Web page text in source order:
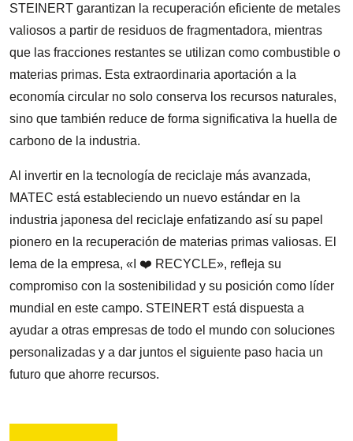
STEINERT garantizan la recuperación eficiente de metales
valiosos a partir de residuos de fragmentadora, mientras
que las fracciones restantes se utilizan como combustible o
materias primas. Esta extraordinaria aportación a la
economía circular no solo conserva los recursos naturales,
sino que también reduce de forma significativa la huella de
carbono de la industria.
Al invertir en la tecnología de reciclaje más avanzada,
MATEC está estableciendo un nuevo estándar en la
industria japonesa del reciclaje enfatizando así su papel
pionero en la recuperación de materias primas valiosas. El
lema de la empresa, «I ❤️ RECYCLE», refleja su
compromiso con la sostenibilidad y su posición como líder
mundial en este campo. STEINERT está dispuesta a
ayudar a otras empresas de todo el mundo con soluciones
personalizadas y a dar juntos el siguiente paso hacia un
futuro que ahorre recursos.